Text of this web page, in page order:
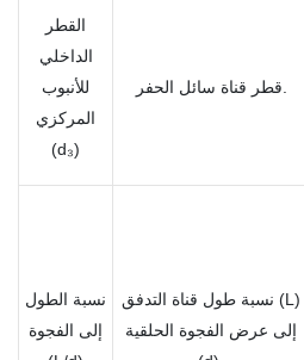
القطر
الداخلي
للأنبوب
المركزي
(d₃)
نسبة الطول
إلى الفجوة
نسبة طول قناة التدفق (L)
إلى عرض الفجوة الحلقية